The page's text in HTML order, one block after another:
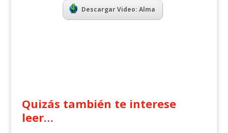
Descargar Video: Alma
Quizás también te interese
leer…